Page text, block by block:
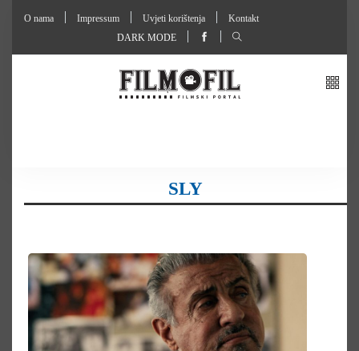
O nama Impressum Uvjeti korištenja
Kontakt
DARK MODE
SLY